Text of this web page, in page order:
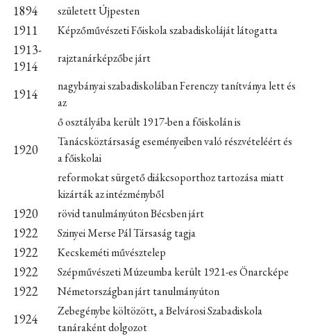
1894 született Újpesten
1911 Képzőművészeti Főiskola szabadiskoláját látogatta
1913-
1914
rajztanárképzőbe járt
1914
nagybányai szabadiskolában Ferenczy tanítványa lett és
az
ő osztályába került 1917-ben a főiskolán is
1920
Tanácsköztársaság eseményeiben való részvételéért és
a főiskolai
reformokat sürgető diákcsoporthoz tartozása miatt
kizárták az intézményből
1920 rövid tanulmányúton Bécsben járt
1922 Szinyei Merse Pál Társaság tagja
1922 Kecskeméti művésztelep
1922 Szépművészeti Múzeumba került 1921-es Önarcképe
1922 Németországban járt tanulmányúton
1924
Zebegénybe költözött, a Belvárosi Szabadiskola
tanáraként dolgozot